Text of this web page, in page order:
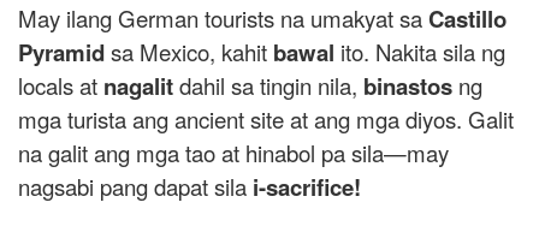
May ilang German tourists na umakyat saCastillo
Pyramidsa Mexico, kahit bawal ito. Nakita sila ng
locals at nagalitdahil sa tingin nila, binastos ng
mga turista ang ancient site at ang mga diyos. Galit
na galit ang mga tao at hinabol pa sila—may
nagsabi pang dapat sila i-sacrifice!